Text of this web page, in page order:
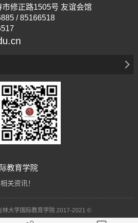
修正路1505号 友谊会馆
/ 85166518
教育学院
关资讯！
林大学国际教育学院 2017-2021 ©